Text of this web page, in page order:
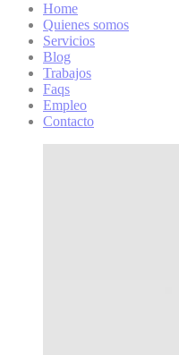
Home
Quienes somos
Servicios
Blog
Trabajos
Faqs
Empleo
Contacto